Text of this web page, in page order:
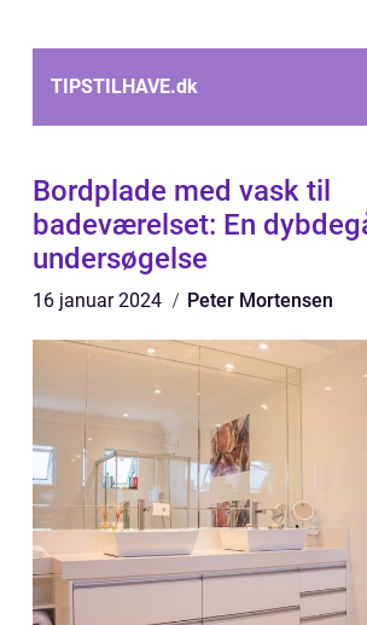
TIPSTILHAVE.dk
Bordplade med vask til
badeværelset: En
undersøgelse
16 januar 2024 Peter Mortensen